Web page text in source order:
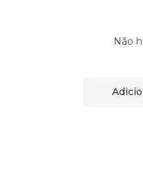
Não